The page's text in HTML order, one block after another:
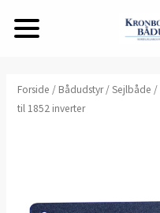
Forside / Bådudstyr/Sejlbåde /
til 1852 inverter
1852
kontrolpanel